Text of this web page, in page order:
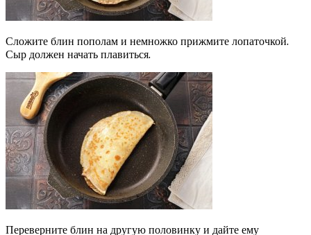
Сложите блин пополам и немножко прижмите лопаточкой.
Сыр должен начать плавиться.
Переверните блин на другую половинку и дайте ему